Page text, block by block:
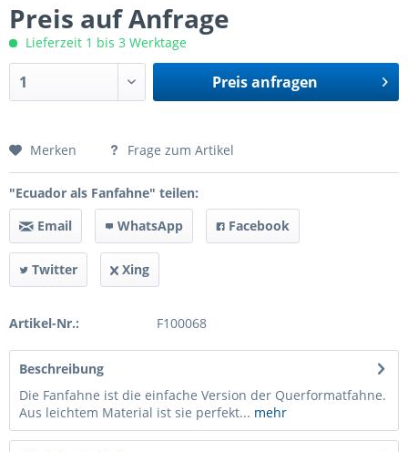
Preis auf Anfrage
Lieferzeit 1 bis 3 Werktage
Preis anfragen
Preis anfragen
Merken Frage zum Artikel
"Ecuador als Fanfahne" teilen:
Email
WhatsApp Facebook
Twitter Xing
Artikel-Nr.: F100068
Beschreibung
Die Fanfahne ist die einfache Version der Querformatfahne.
Aus leichtem Material ist sie perfekt... mehr